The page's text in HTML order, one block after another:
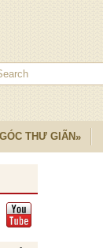
GÓC THƯ GIÃN»